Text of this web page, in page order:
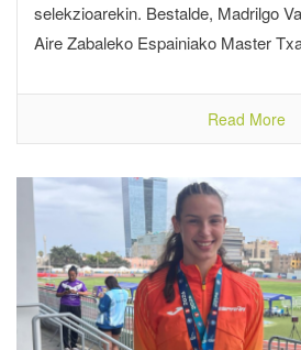
selekzioarekin. Bestalde, Madrilgo
Aire Zabaleko Espainiako Master
Read More